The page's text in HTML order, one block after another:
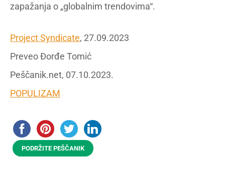
zapažanja o „globalnim trendovima“.
Project Syndicate, 27.09.2023
Preveo Đorđe Tomić
Peščanik.net, 07.10.2023.
POPULIZAM
PODRŽITE PEŠČANIK